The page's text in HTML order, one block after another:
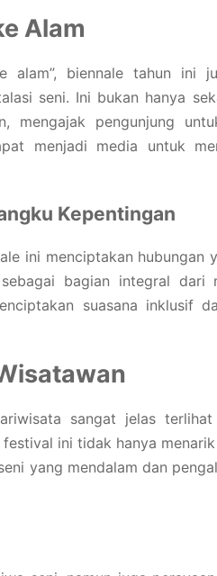
Alam
alam”, biennale tahun ini
seni. Ini bukan hanya
mengajak pengunjung
menjadi media untuk
Kepentingan
ini menciptakan hubungan
bagian integral dari
suasana inklusif
sangat jelas
ini tidak hanya
yang mendalam dan